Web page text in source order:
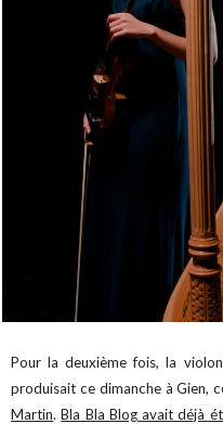
Pour la deuxième fois, la
produisait ce dimanche à Gien,
Martin.Bla Bla Blog avait déjà